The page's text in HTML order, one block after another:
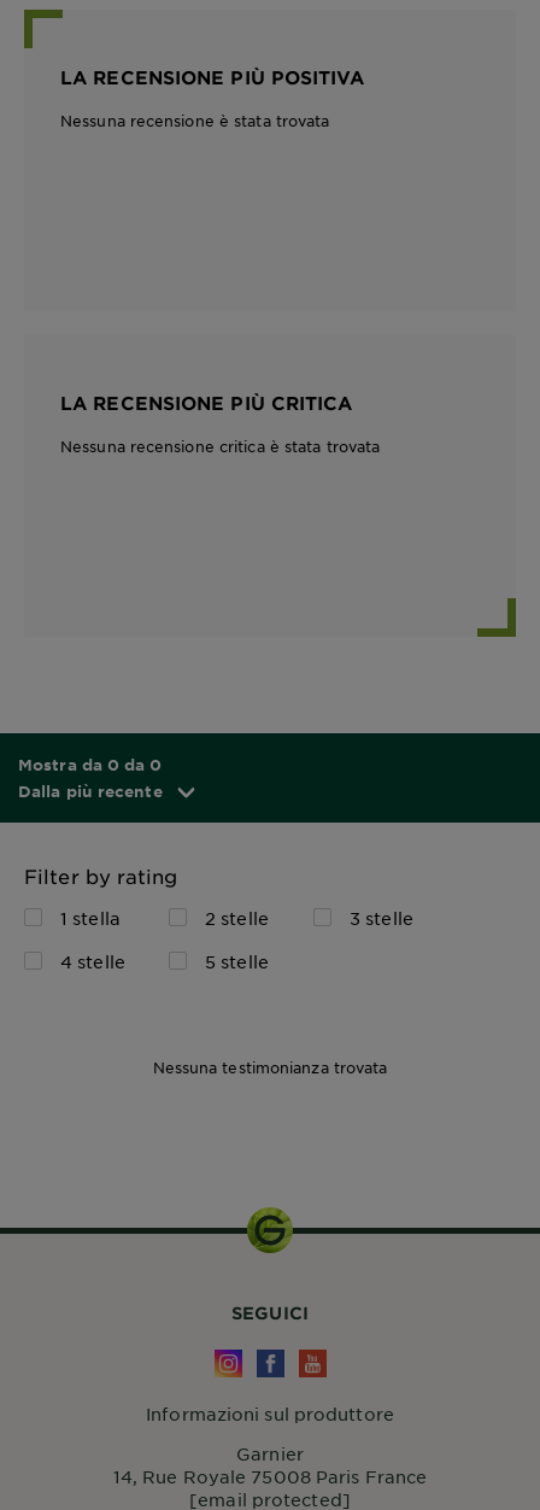
LA RECENSIONE PIÙ POSITIVA
Nessuna recensione è stata trovata
LA RECENSIONE PIÙ CRITICA
Nessuna recensione critica è stata trovata
Mostra da 0 da 0
Dalla più recente
Filter by rating
1 stella 2 stelle
3 stelle
4 stelle
5 stelle
Nessuna testimonianza trovata
SEGUICI
Informazioni sul produttore
Garnier
14, Rue Royale 75008 Paris France
[email protected]